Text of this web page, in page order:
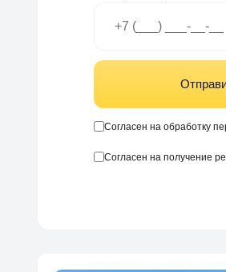
Согласен на обработку
Согласен на получение